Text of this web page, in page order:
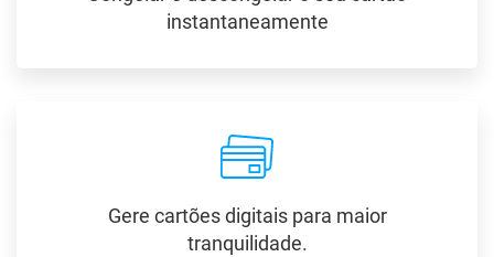
instantaneamente
Gere cartões digitais para maior
tranquilidade.